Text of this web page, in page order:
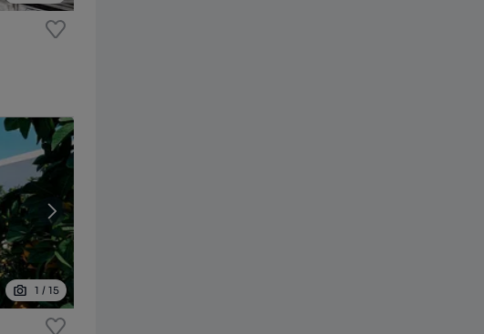
1 /15